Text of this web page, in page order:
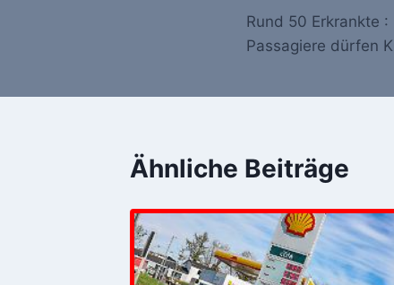
Navigation
Rund 50 Erkrankte
Passagiere dürfen
Ähnliche Beiträge